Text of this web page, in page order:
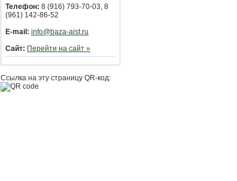
Телефон: 8 (916) 793-70-03, 8
(961) 142-86-52
E-mail: info@baza-aist.ru
Сайт: Перейти на сайт »
Ссылка на эту страницу QR-код: